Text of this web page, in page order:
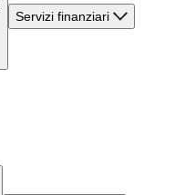
Servizi finanziari